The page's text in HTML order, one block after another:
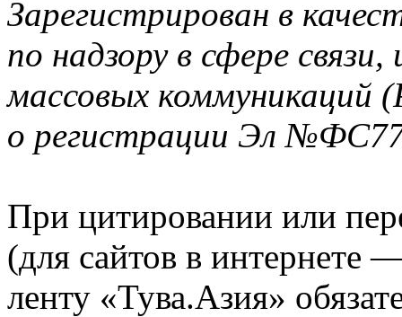
Зарегистрирован в
по надзору в сфере
массовых коммуникаций
о регистрации Эл
При цитировании или
(для сайтов в интернете
ленту «Тува.Азия»